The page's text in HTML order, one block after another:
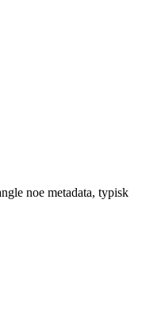
noe metadata, typisk